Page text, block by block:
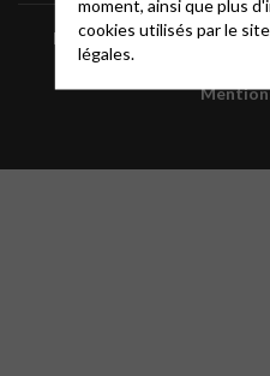
Faire un don à la paroisse
moment, ainsi que plus
cookies utilisés par le
légales.